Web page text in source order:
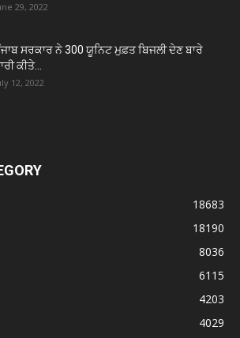
29, 2022
ਸਰਕਾਰ ਨੇ 300 ਯੂਨਿਟ ਮੁਫ਼ਤ ਬਿਜਲੀ ਦੇਣ ਬਾਰੇ
ਕੀਤੇ...
12, 2022
18683
18190
8036
6115
4203
4029